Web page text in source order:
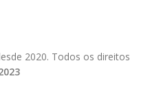
2020. Todos os direitos